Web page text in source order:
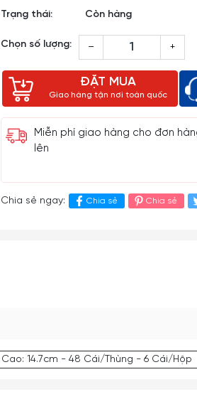
Trạng thái: Còn hàng
Chọn số lượng: – +
ĐẶT MUA
Giao hàng tận nơi toàn quốc
Miễn phí giao hàng cho đơn
lên
Chia sẻ ngay: Chia sẻ Chia sẻ
14.7cm - 48 Cái/Thùng - 6 Cái/Hộp